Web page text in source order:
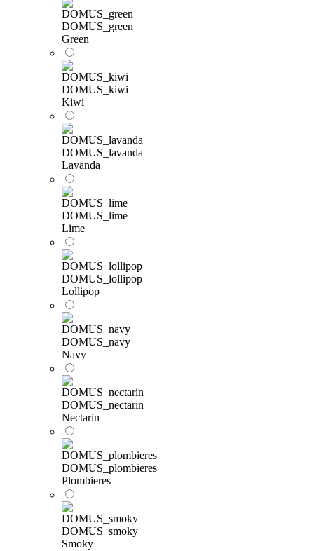
DOMUS_green
Green
DOMUS_kiwi
Kiwi
DOMUS_lavanda
Lavanda
DOMUS_lime
Lime
DOMUS_lollipop
Lollipop
DOMUS_navy
Navy
DOMUS_nectarin
Nectarin
DOMUS_plombieres
Plombieres
DOMUS_smoky
Smoky